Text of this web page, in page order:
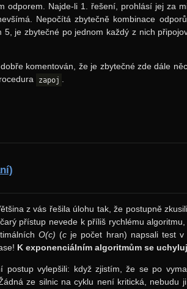
odporem. Najde-li 1. řešení, prohlásí jej za
Nepočítá zbytečně kombinace
5, je zbytečné po jednom každý z nich
komentován, že je zbytečné zde dále
zapoj .
z vás řešila úlohu tak, že postupně
přístup nevede k příliš rychlému
O(c) (c je počet hran) napsali test v
K exponenciálním algoritmům se
postup vylepšili: když zjistím, že se po
ze silnic na cyklu není kritická, nebudu